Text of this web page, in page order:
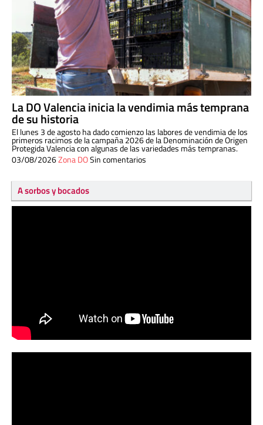
La DO Valencia inicia la vendimia más temprana
de su historia
El lunes 3 de agosto ha dado comienzo las labores de vendimia de los
primeros racimos de la campaña 2026 de la Denominación de Origen
Protegida Valencia con algunas de las variedades más tempranas.
03/08/2026Zona DOSin comentarios
A sorbos y bocados